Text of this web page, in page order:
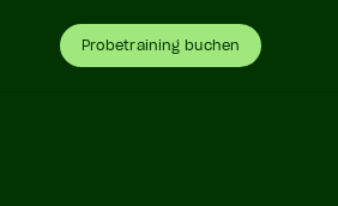
Probetraining buchen